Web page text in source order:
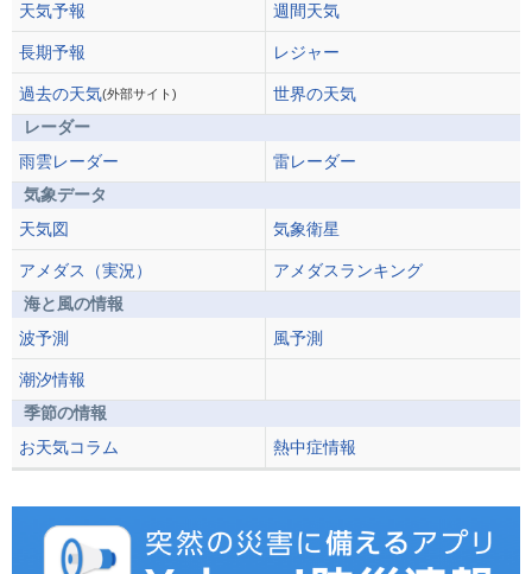
天気予報 週間天気
長期予報 レジャー
過去の天気(外部サイト)
世界の天気
レーダー
雨雲レーダー
雷レーダー
気象データ
天気図
気象衛星
アメダス（実況）
アメダスランキング
海と風の情報
波予測
風予測
潮汐情報
季節の情報
お天気コラム
熱中症情報